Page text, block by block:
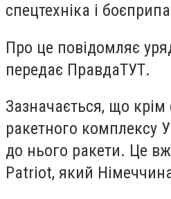
спецтехніка і
Про це повідомляє
передає ПравдаТУТ.
Зазначається, що крім
ракетного комплексу
до нього ракети. Це
Patriot, який